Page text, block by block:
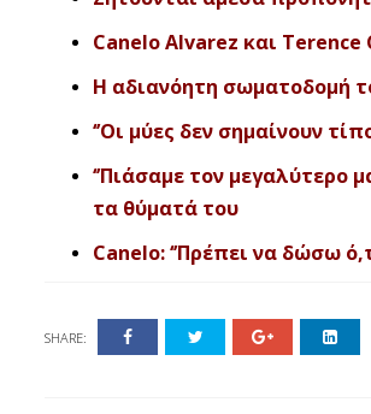
Canelo Alvarez και
Η αδιανόητη σωματοδομή
‘’Οι μύες δεν σημαίνουν
‘’Πιάσαμε τον μεγαλύτερο
τα θύματά του
Canelo: ‘’Πρέπει να δώσω
SHARE: